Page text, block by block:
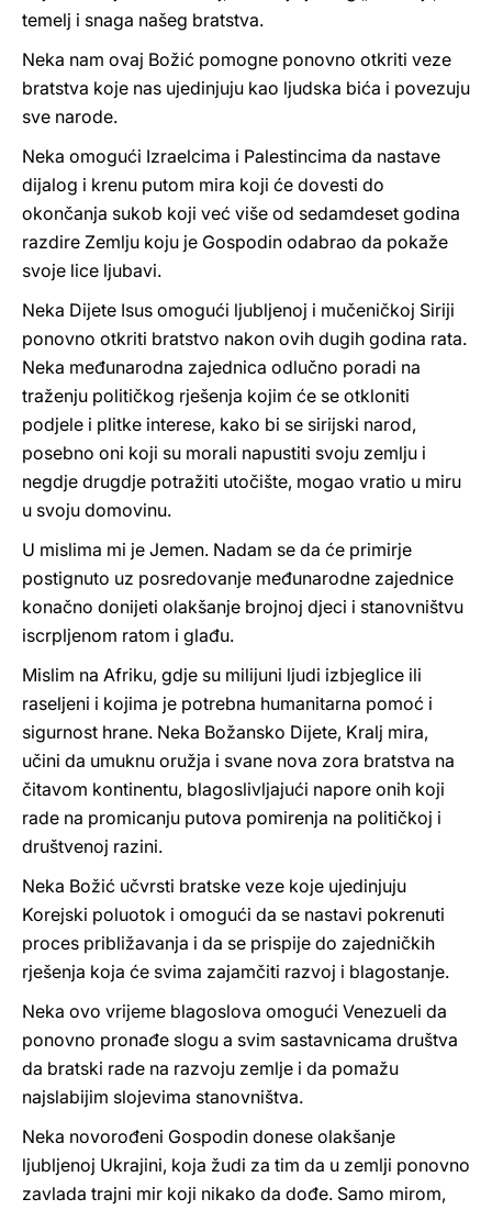
temelj i snaga našeg bratstva.
Neka nam ovaj Božić pomogne ponovno otkriti veze
bratstva koje nas ujedinjuju kao ljudska bića i povezuju
sve narode.
Neka omogući Izraelcima i Palestincima da nastave
dijalog i krenu putom mira koji će dovesti do
okončanja sukob koji već više od sedamdeset godina
razdire Zemlju koju je Gospodin odabrao da pokaže
svoje lice ljubavi.
Neka Dijete Isus omogući ljubljenoj i mučeničkoj Siriji
ponovno otkriti bratstvo nakon ovih dugih godina rata.
Neka međunarodna zajednica odlučno poradi na
traženju političkog rješenja kojim će se otkloniti
podjele i plitke interese, kako bi se sirijski narod,
posebno oni koji su morali napustiti svoju zemlju i
negdje drugdje potražiti utočište, mogao vratio u miru
u svoju domovinu.
U mislima mi je Jemen. Nadam se da će primirje
postignuto uz posredovanje međunarodne zajednice
konačno donijeti olakšanje brojnoj djeci i stanovništvu
iscrpljenom ratom i glađu.
Mislim na Afriku, gdje su milijuni ljudi izbjeglice ili
raseljeni i kojima je potrebna humanitarna pomoć i
sigurnost hrane. Neka Božansko Dijete, Kralj mira,
učini da umuknu oružja i svane nova zora bratstva na
čitavom kontinentu, blagoslivljajući napore onih koji
rade na promicanju putova pomirenja na političkoj i
društvenoj razini.
Neka Božić učvrsti bratske veze koje ujedinjuju
Korejski poluotok i omogući da se nastavi pokrenuti
proces približavanja i da se prispije do zajedničkih
rješenja koja će svima zajamčiti razvoj i blagostanje.
Neka ovo vrijeme blagoslova omogući Venezueli da
ponovno pronađe slogu a svim sastavnicama društva
da bratski rade na razvoju zemlje i da pomažu
najslabijim slojevima stanovništva.
Neka novorođeni Gospodin donese olakšanje
ljubljenoj Ukrajini, koja žudi za tim da u zemlji ponovno
zavlada trajni mir koji nikako da dođe. Samo mirom,